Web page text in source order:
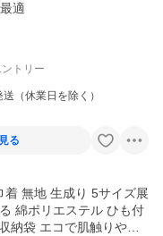
適
トリー
（休業日を除く）
る
無地 生成り 5サイズ展
綿ポリエステル ひも付
納袋 エコで肌触りやさ